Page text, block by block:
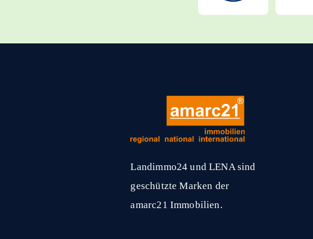
Landimmo24 und LENA sind
geschützte Marken der
amarc21 Immobilien.